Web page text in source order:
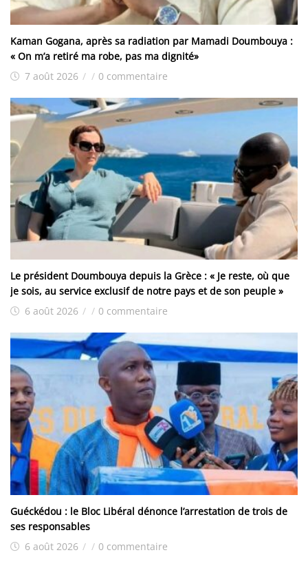
Kaman Gogana, après sa radiation par Mamadi Doumbouya :
« On m’a retiré ma robe, pas ma dignité»
7 août 2026 / / 0 commentaire
Le président Doumbouya depuis la Grèce : « Je reste, où que
je sois, au service exclusif de notre pays et de son peuple »
6 août 2026 / / 0 commentaire
Guéckédou : le Bloc Libéral dénonce l’arrestation de trois de
ses responsables
6 août 2026 / / 0 commentaire